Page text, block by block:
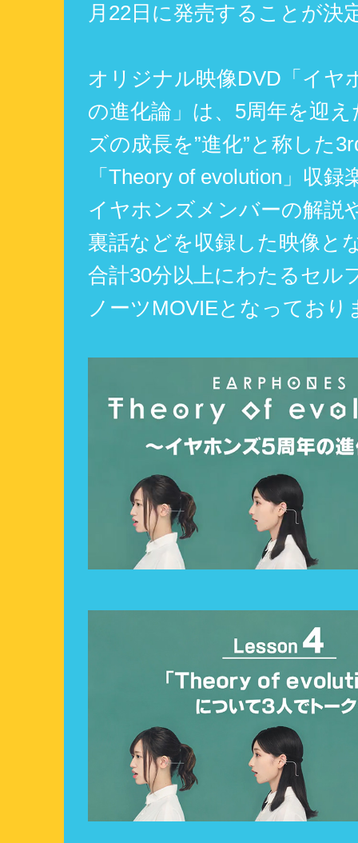
月22日に発売することが決
オリジナル映像DVD「イヤ
の進化論」は、5周年を迎
ズの成長を”進化”と称した
「Theory of evolution」収録
イヤホンズメンバーの解説
裏話などを収録した映像と
合計30分以上にわたるセル
ノーツMOVIEとなっており